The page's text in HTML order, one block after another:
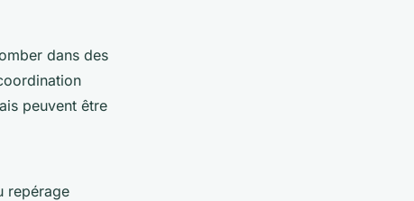
dans des
peuvent être
repérage